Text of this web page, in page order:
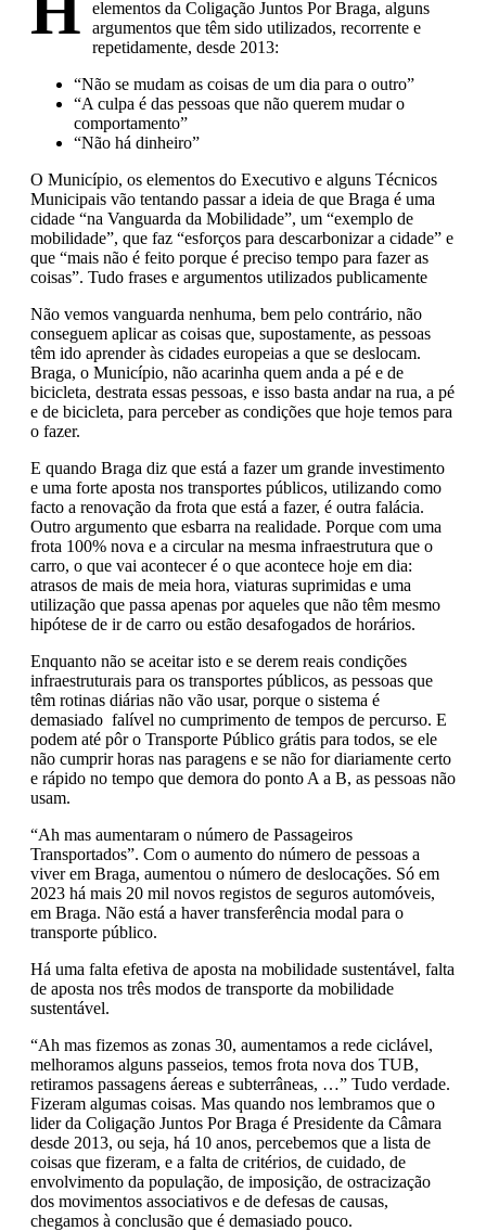
elementos da Coligação Juntos Por Braga, alguns
argumentos que têm sido utilizados, recorrente e
repetidamente, desde 2013:
“Não se mudam as coisas de um dia para o outro”
“A culpa é das pessoas que não querem mudar o
comportamento”
“Não há dinheiro”
O Município, os elementos do Executivo e alguns Técnicos
Municipais vão tentando passar a ideia de que Braga é uma
cidade “na Vanguarda da Mobilidade”, um “exemplo de
mobilidade”, que faz “esforços para descarbonizar a cidade” e
que “mais não é feito porque é preciso tempo para fazer as
coisas”. Tudo frases e argumentos utilizados publicamente
Não vemos vanguarda nenhuma, bem pelo contrário, não
conseguem aplicar as coisas que, supostamente, as pessoas
têm ido aprender às cidades europeias a que se deslocam.
Braga, o Município, não acarinha quem anda a pé e de
bicicleta, destrata essas pessoas, e isso basta andar na rua, a pé
e de bicicleta, para perceber as condições que hoje temos para
o fazer.
E quando Braga diz que está a fazer um grande investimento
e uma forte aposta nos transportes públicos, utilizando como
facto a renovação da frota que está a fazer, é outra falácia.
Outro argumento que esbarra na realidade. Porque com uma
frota 100% nova e a circular na mesma infraestrutura que o
carro, o que vai acontecer é o que acontece hoje em dia:
atrasos de mais de meia hora, viaturas suprimidas e uma
utilização que passa apenas por aqueles que não têm mesmo
hipótese de ir de carro ou estão desafogados de horários.
Enquanto não se aceitar isto e se derem reais condições
infraestruturais para os transportes públicos, as pessoas que
têm rotinas diárias não vão usar, porque o sistema é
demasiado falível no cumprimento de tempos de percurso. E
podem até pôr o Transporte Público grátis para todos, se ele
não cumprir horas nas paragens e se não for diariamente certo
e rápido no tempo que demora do ponto A a B, as pessoas não
usam.
“Ah mas aumentaram o número de Passageiros
Transportados”. Com o aumento do número de pessoas a
viver em Braga, aumentou o número de deslocações. Só em
2023 há mais 20 mil novos registos de seguros automóveis,
em Braga. Não está a haver transferência modal para o
transporte público.
Há uma falta efetiva de aposta na mobilidade sustentável, falta
de aposta nos três modos de transporte da mobilidade
sustentável.
“Ah mas fizemos as zonas 30, aumentamos a rede ciclável,
melhoramos alguns passeios, temos frota nova dos TUB,
retiramos passagens áereas e subterrâneas, …” Tudo verdade.
Fizeram algumas coisas. Mas quando nos lembramos que o
lider da Coligação Juntos Por Braga é Presidente da Câmara
desde 2013, ou seja, há 10 anos, percebemos que a lista de
coisas que fizeram, e a falta de critérios, de cuidado, de
envolvimento da população, de imposição, de ostracização
dos movimentos associativos e de defesas de causas,
chegamos à conclusão que é demasiado pouco.